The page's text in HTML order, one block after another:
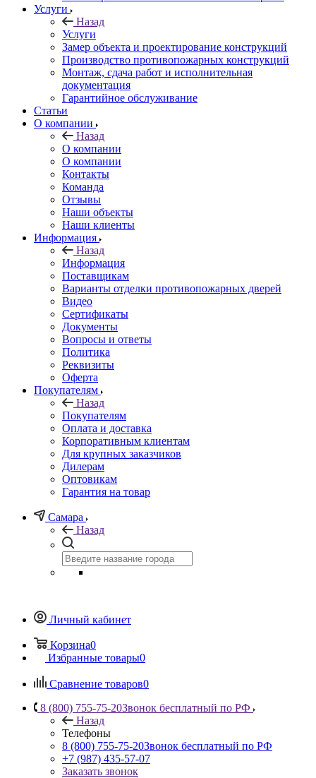
Услуги
Назад
Услуги
Замер объекта и проектирование конструкций
Производство противопожарных конструкций
Монтаж, сдача работ и исполнительная
документация
Гарантийное обслуживание
Статьи
О компании
Назад
О компании
О компании
Контакты
Команда
Отзывы
Наши объекты
Наши клиенты
Информация
Назад
Информация
Поставщикам
Варианты отделки противопожарных дверей
Видео
Сертификаты
Документы
Вопросы и ответы
Политика
Реквизиты
Оферта
Покупателям
Назад
Покупателям
Оплата и доставка
Корпоративным клиентам
Для крупных заказчиков
Дилерам
Оптовикам
Гарантия на товар
Самара
Назад
Личный кабинет
Корзина0
Избранные товары0
Сравнение товаров0
8 (800) 755-75-20Звонок бесплатный по РФ
Назад
Телефоны
8 (800) 755-75-20Звонок бесплатный по РФ
+7 (987) 435-57-07
Заказать звонок